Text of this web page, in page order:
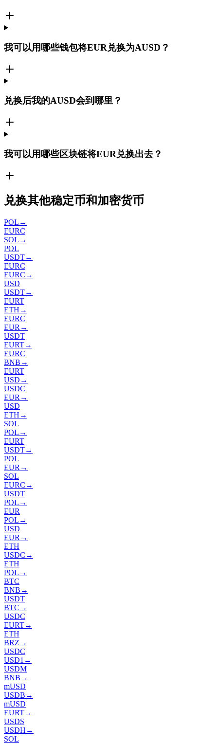
我可以用哪些钱包将EUR兑换为AUSD？
兑换后我的AUSD会到哪里？
我可以用哪些区块链将EUR兑换出去？
兑换其他稳定币和加密货币
POL →
EURC
SOL →
POL
USDT→
EURC
EURC →
USD
USDT→
EURT
ETH →
EURC
EUR →
USDT
EURT→
EURC
BNB →
EURT
USD →
USDC
EUR →
USD
ETH →
SOL
POL →
EURT
USDT→
POL
EUR →
SOL
EURC →
USDT
POL →
EUR
POL →
USD
EUR →
ETH
USDC →
ETH
POL →
BTC
BNB →
USDT
BTC →
USDC
EURT→
ETH
BRZ →
USDC
USD1 →
USDM
BNB →
mUSD
USDB →
mUSD
EURT→
USDS
USDH →
SOL